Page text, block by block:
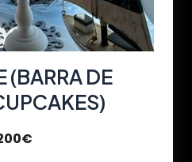
(BARRA DE